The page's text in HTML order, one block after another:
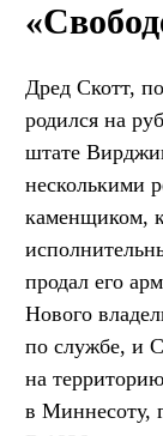
Дред Скотт,
родился на
штате
несколькими
каменщиком,
продал его
Нового
по службе, и
на
в Миннесоту,